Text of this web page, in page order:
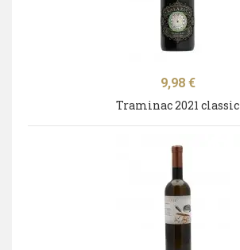
Cijena
9,98 €
Traminac 2021 classic